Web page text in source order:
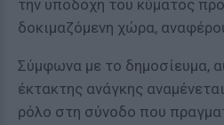
την υποδοχή του κύματος
δοκιμαζόμενη χώρα,
Σύμφωνα με το δημοσίευμα,
έκτακτης ανάγκης
ρόλο στη σύνοδο που